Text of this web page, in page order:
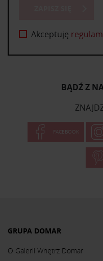
Akceptuję
BĄDŹ Z
FACEBOOK
GRUPA DOMAR
O Galerii Wnętrz Domar